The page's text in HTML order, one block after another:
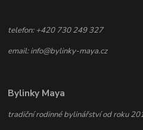
telefon: +420 730 249 327
email: info@bylinky-maya.cz
Bylinky Maya
tradiční rodinné bylinářství od roku